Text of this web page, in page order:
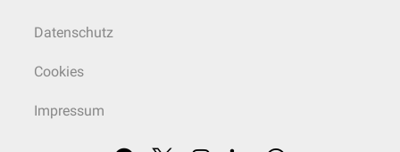
Datenschutz
Cookies
Impressum